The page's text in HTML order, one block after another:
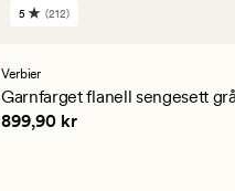
212
en
gjennomsnittlig
vurdering
på
5 (212)
Verbier
Garnfarget flanell sengesett
Pris 899,90 kr
899,90 kr